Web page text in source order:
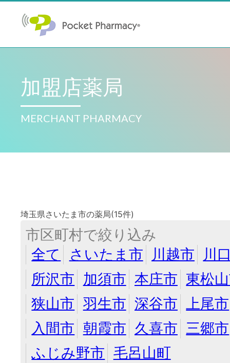
加盟店薬局
MERCHANT PHARMACY
埼玉県さいたま市の薬局(15件)
市区町村で絞り込み
全て
さいたま市 川越市
川
所沢市 加須市 本庄市 東松
狭山市 羽生市 深谷市 上尾市
入間市 朝霞市 久喜市 三郷市
ふじみ野市 毛呂山町